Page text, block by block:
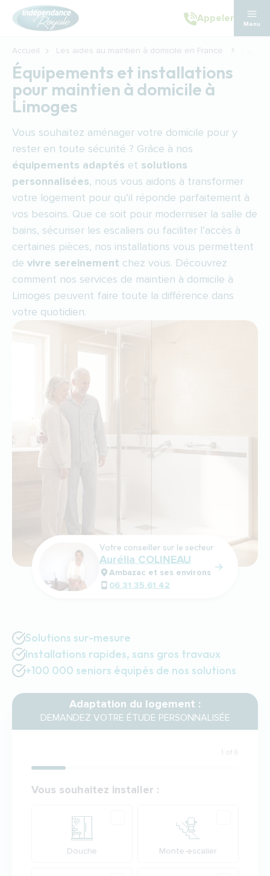
Aller au contenu principal
Appeler
Menu
Accueil Les aides au maintien à domicile en France ...
Équipements et installations
pour maintien à domicile à
Limoges
Vous souhaitez aménager votre domicile pour y
rester en toute sécurité ? Grâce à nos
équipements adaptés et solutions
personnalisées, nous vous aidons à transformer
votre logement pour qu’il réponde parfaitement à
vos besoins. Que ce soit pour moderniser la salle de
bains, sécuriser les escaliers ou faciliter l’accès à
certaines pièces, nos installations vous permettent
de vivre sereinement chez vous. Découvrez
comment nos services de maintien à domicile à
Limoges peuvent faire toute la différence dans
votre quotidien.
Votre conseiller sur le secteur
Aurélia COLINEAU
Ambazac et ses environs
06 31 35 61 42
Solutions sur-mesure
Installations rapides, sans gros travaux
+100 000 seniors équipés de nos solutions
Adaptation du logement :
DEMANDEZ VOTRE ÉTUDE PERSONNALISÉE
1 of 6
Votre demande
Vous souhaitez installer :
Douche Monte-escalier